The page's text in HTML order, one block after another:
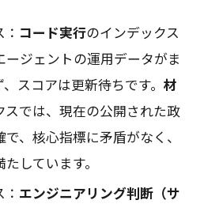
コード実行のインデックス
ジェントの運用データがま
スコアは更新待ちです。材
スでは、現在の公開された政
、核心指標に矛盾がなく、
しています。
エンジニアリング判断（サ